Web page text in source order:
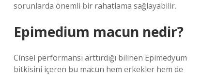
sorunlarda önemli bir rahatlama sağlayabilir.
Epimedium macun nedir?
Cinsel performansı arttırdığı bilinen Epimedyum
bitkisini içeren bu macun hem erkekler hem de